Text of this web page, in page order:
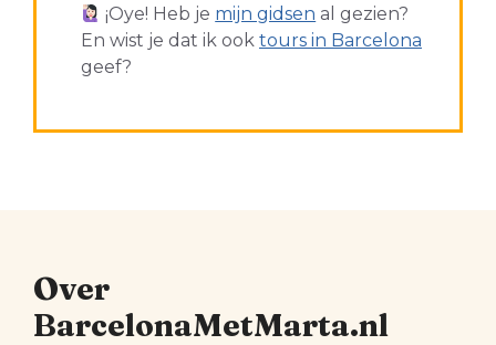
¡Oye! Heb je mijn gidsen al gezien?
En wist je dat ik ook tours in Barcelona
geef?
Over
BarcelonaMetMarta.nl